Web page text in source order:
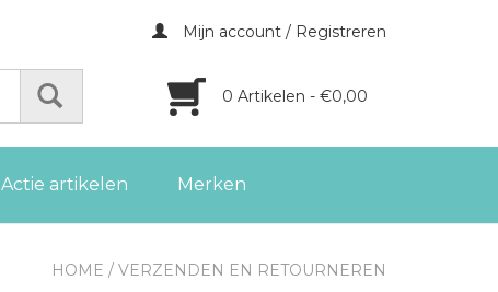
Mijn account / Registreren
0 Artikelen - €0,00
Actie artikelen Merken
HOME / VERZENDEN EN RETOURNEREN